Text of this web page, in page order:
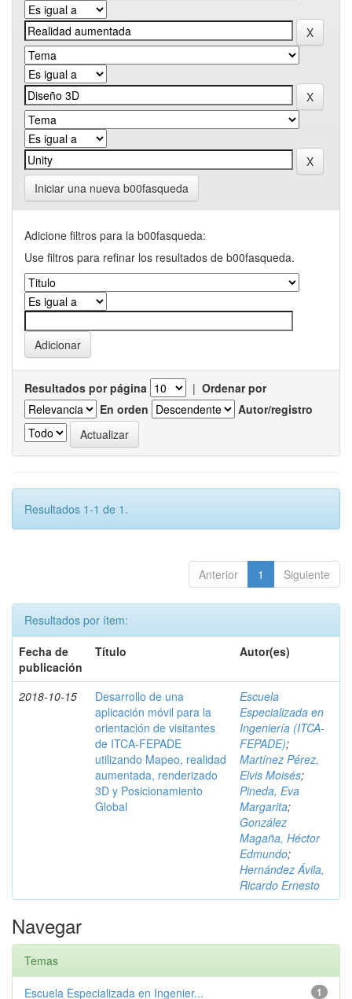
Iniciar una nueva b00fasqueda
Adicione filtros para la b00fasqueda:
Use filtros para refinar los resultados de b00fasqueda.
Resultados por página | Ordenar por
En orden
Autor/registro
Resultados 1-1 de 1.
Anterior 1 Siguiente
Resultados por ítem:
Fecha de
publicación
Título Autor(es)
2018-10-15
Desarrollo de una
aplicación móvil para la
orientación de visitantes
de ITCA-FEPADE
utilizando Mapeo, realidad
aumentada, renderizado
3D y Posicionamiento
Global
Escuela
Especializada en
Ingeniería (ITCA-
FEPADE);
Martínez Pérez,
Elvis Moisés;
Pineda, Eva
Margarita;
González
Magaña, Héctor
Edmundo;
Hernández Ávila,
Ricardo Ernesto
Navegar
Temas
1
Escuela Especializada en Ingenier...